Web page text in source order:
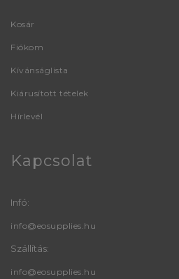
Kosár
Fiókom
Kívánságlista
Kiárusított tételek
Hírlevél
Kapcsolat
Infó:
info@eosupplies.hu
Szállítás:
info@eosupplies.hu